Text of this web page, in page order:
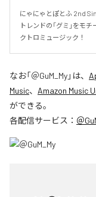
にゃにゃとぽとふ 2nd
トレンドの「グミ」をモ
クトロミュージック！
なお「＠GuM_My」は、
Music、 Amazon Music
ができる。
各配信サービス： ＠